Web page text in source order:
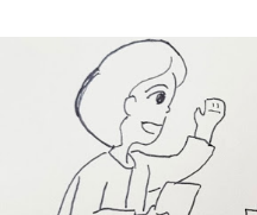
일 발표된 보건복지부 업무계획에
복지부의 업무계획에 담긴 장애
니다. 정부 업무계획 내용 추진 시
2027년 중증장애인 생계급여 부
지원서비스 65세 이후 선택권 보